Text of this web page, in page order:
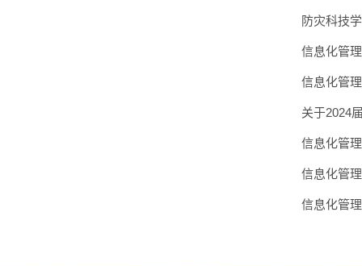
防灾科技
信息化管
信息化管
关于2024
信息化管
信息化管
信息化管